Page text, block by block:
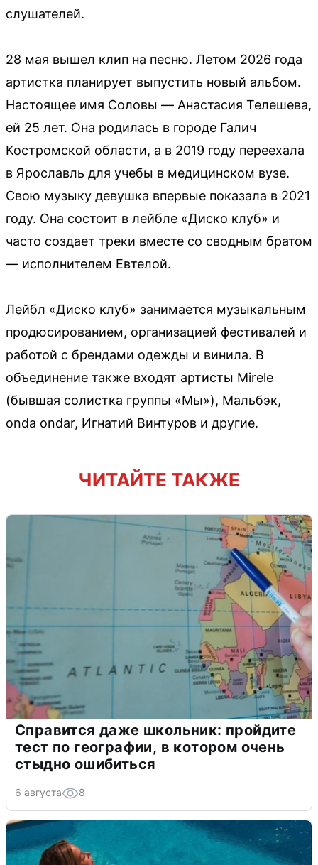
слушателей.
28 мая вышел клип на песню. Летом 2026 года
артистка планирует выпустить новый альбом.
Настоящее имя Соловы — Анастасия Телешева,
ей 25 лет. Она родилась в городе Галич
Костромской области, а в 2019 году переехала
в Ярославль для учебы в медицинском вузе.
Свою музыку девушка впервые показала в 2021
году. Она состоит в лейбле «Диско клуб» и
часто создает треки вместе со сводным братом
— исполнителем Евтелой.
Лейбл «Диско клуб» занимается музыкальным
продюсированием, организацией фестивалей и
работой с брендами одежды и винила. В
объединение также входят артисты Mirele
(бывшая солистка группы «Мы»), Мальбэк,
onda ondar, Игнатий Винтуров и другие.
ЧИТАЙТЕ ТАКЖЕ
Справится даже школьник: пройдите
тест по географии, в котором очень
стыдно ошибиться
6 августа 8